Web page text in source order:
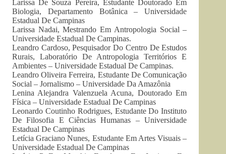
Larissa De Souza Pereira, Estudante Doutorado Em
Biologia, Departamento Botânica – Universidade
Estadual De Campinas
Larissa Nadai, Mestrando Em Antropologia Social –
Universidade Estadual De Campinas.
Leandro Cardoso, Pesquisador Do Centro De Estudos
Rurais, Laboratório De Antropologia Territórios E
Ambientes – Universidade Estadual De Campinas.
Leandro Oliveira Ferreira, Estudante De Comunicação
Social – Jornalismo – Universidade Da Amazônia
Lenina Alejandra Valenzuela Acuna, Doutorado Em
Física – Universidade Estadual De Campinas
Leonardo Coutinho Rodrigues, Estudante Do Instituto
De Filosofia E Ciências Humanas – Universidade
Estadual De Campinas
Letícia Graciano Nunes, Estudante Em Artes Visuais –
Universidade Estadual De Campinas